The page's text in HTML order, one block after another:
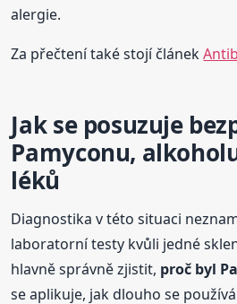
alergie.
Za přečtení také stojí článek
Jak se posuzuje
Pamyconu,
léků
Diagnostika v této situaci
laboratorní testy kvůli jedné
hlavně správně zjistit, proč byl
se aplikuje, jak dlouho se